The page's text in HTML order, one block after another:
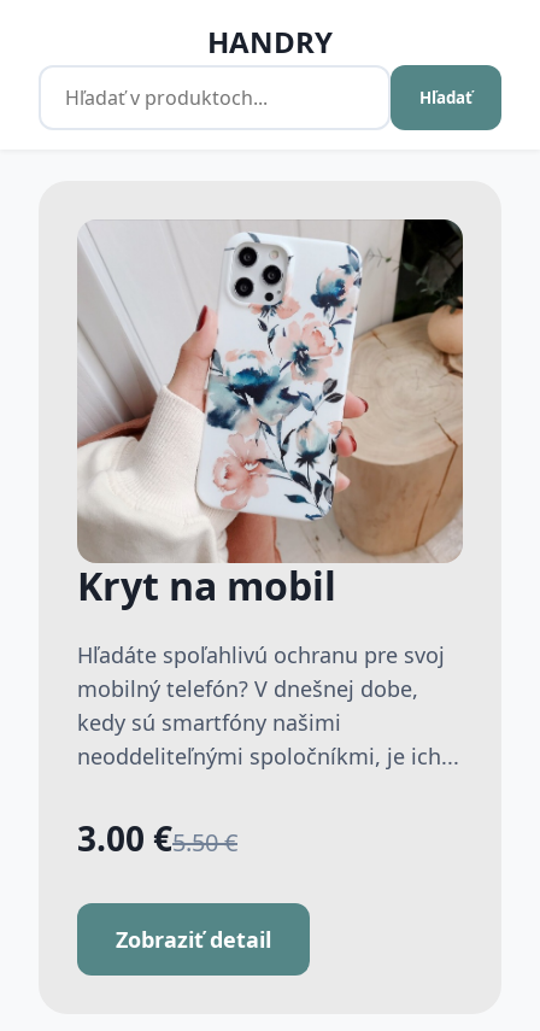
HANDRY
Hľadať
Kryt na mobil
Hľadáte spoľahlivú ochranu pre svoj
mobilný telefón? V dnešnej dobe,
kedy sú smartfóny našimi
neoddeliteľnými spoločníkmi, je ich...
3.00 €5.50 €
Zobraziť detail